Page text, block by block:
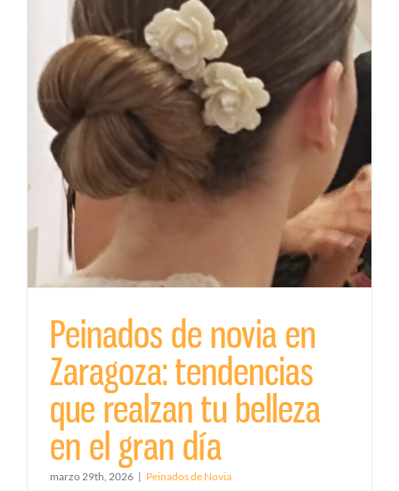
Peinados de novia en
Zaragoza: tendencias
que realzan tu belleza
en el gran día
marzo 29th, 2026 | Peinados de Novia